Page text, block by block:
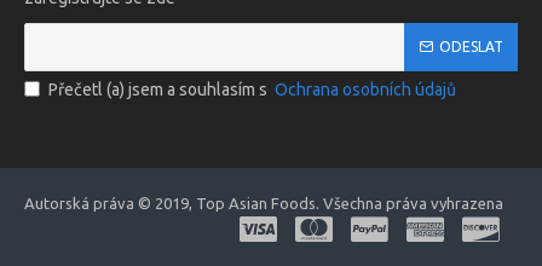
ODESLAT
Přečetl (a) jsem a souhlasím s Ochrana osobních údajů
Autorská práva © 2019, Top Asian Foods. Všechna práva vyhrazena